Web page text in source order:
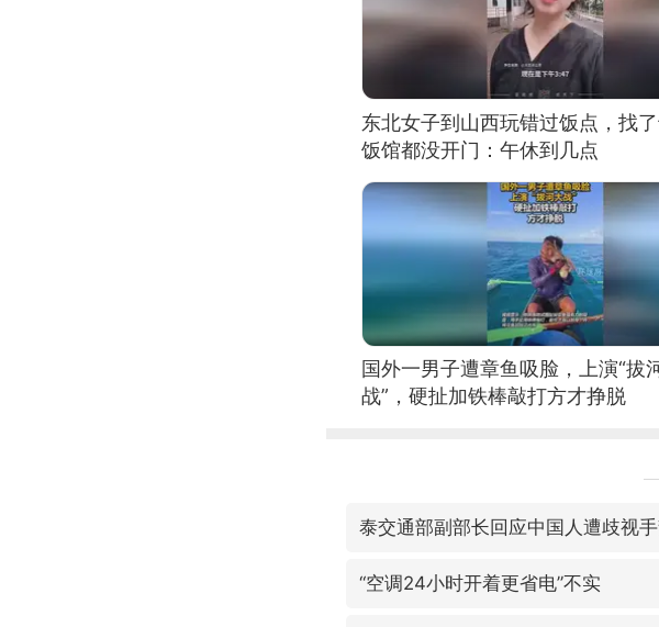
东北女子到山西玩错过饭点，找
饭馆都没开门：午休到几点
国外一男子遭章鱼吸脸，上演“拔
战”，硬扯加铁棒敲打方才挣脱
泰交通部副部长回应中国人遭歧视
“空调24小时开着更省电”不实